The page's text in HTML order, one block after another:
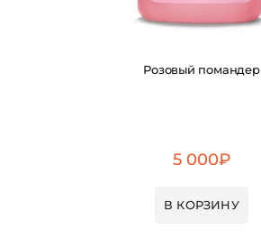
Розовый помандер
5 000₽
В КОРЗИНУ